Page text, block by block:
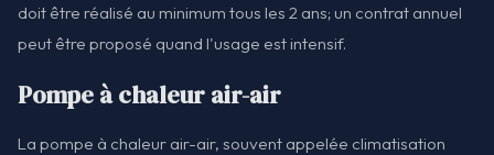
doit être réalisé au minimum tous les 2 ans; un contrat annuel
peut être proposé quand l'usage est intensif.
Pompe à chaleur air-air
La pompe à chaleur air-air, souvent appelée climatisation